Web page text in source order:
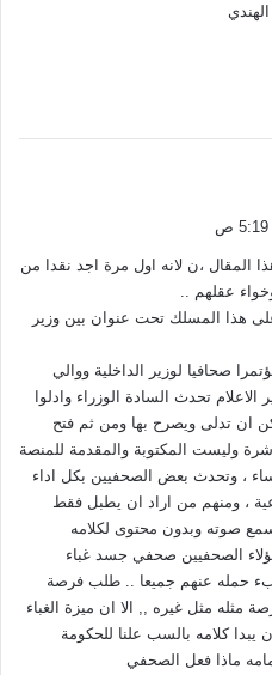
المقال ،ن لانه اول مرة اجد نقدا من
عقلهم ..
هذا المسلك تحت عنوان بين وزير
صحافيا لوزير الداخلية ووالي
الاعلام تحدث السادة الوزراء وادلوا
ان تدلى ويصرح بها ومن ثم فتح
وليست المكتوبة والمقدمة للمنصة
، وتحدث بعض الصحفيين بكل اداء
، ومنهم من اراد ان يطبل فقط
صوته وبدون محتوى لكلامه
الصحفيين صحفي جسد غباء
حمله عنهم جميعا .. طلب فرصة
مثله مثل غيره ,, الا ان ميزة الغباء
يبدا كلامه بالسب علنا للحكومة
ماذا فعل الصحفي